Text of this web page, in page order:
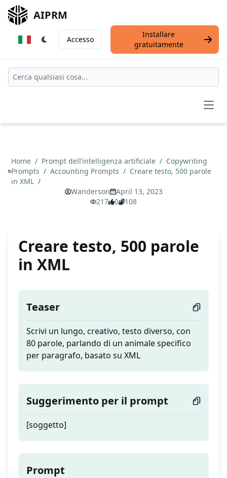
AIPRM
Accesso
Installare
gratuitamente
Home / Prompt dell’intelligenza artificiale / Copywriting
Prompts / Accounting Prompts / Creare testo, 500 parole
in XML /
Wanderson
April 13, 2023
217
0 108
Creare testo, 500 parole
in XML
Teaser
Scrivi un lungo, creativo, testo diverso, con
80 parole, parlando di un animale specifico
per paragrafo, basato su XML
Suggerimento per il prompt
[soggetto]
Prompt